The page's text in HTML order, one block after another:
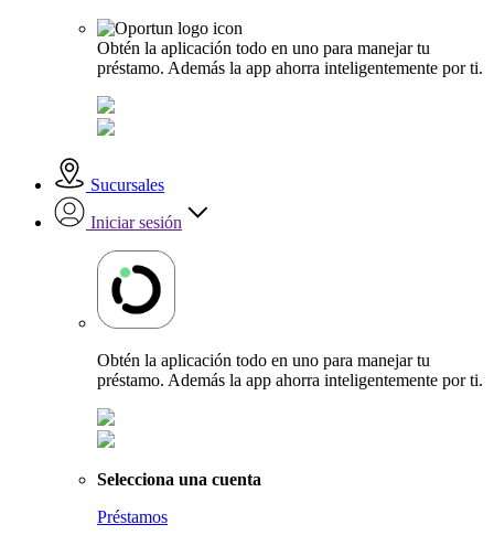
Obtén la aplicación todo en uno para manejar tu
préstamo. Además la app ahorra inteligentemente por ti.
Sucursales
Iniciar sesión
Obtén la aplicación todo en uno para manejar tu
préstamo. Además la app ahorra inteligentemente por ti.
Selecciona una cuenta
Préstamos